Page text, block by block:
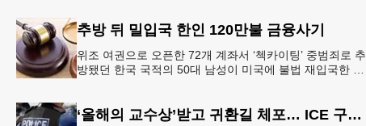
추방 뒤 밀입국 한인 120만불 금융사기
위조 여권으로 오픈한 72개 계좌서 ‘첵카이팅’ 중범죄로 추
방됐던 한국 국적의 50대 남성이 미국에 불법 재입국한 뒤
‘올해의 교수상’받고 귀환길 체포… ICE 구금 파문